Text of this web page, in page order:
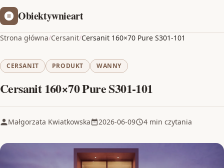
Obiektywnieart
Strona główna/Cersanit/Cersanit 160×70 Pure S301-101
CERSANIT PRODUKT WANNY
Cersanit 160×70 Pure S301-101
Małgorzata Kwiatkowska 2026-06-09 4 min czytania